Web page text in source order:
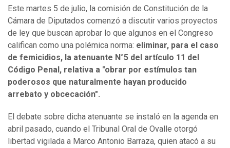
Este martes 5 de julio, la comisión de Constitución de la
Cámara de Diputados comenzó a discutir varios proyectos
de ley que buscan aprobar lo que algunos en el Congreso
califican como una polémica norma: eliminar, para el caso
de femicidios, la atenuante N°5 del artículo 11 del
Código Penal, relativa a "obrar por estímulos tan
poderosos que naturalmente hayan producido
arrebato y obcecación".
El debate sobre dicha atenuante se instaló en la agenda en
abril pasado, cuando el Tribunal Oral de Ovalle otorgó
libertad vigilada a Marco Antonio Barraza, quien atacó a su